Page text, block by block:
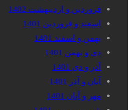
فروردین و اردیبهشت 1402
اسفند و فروردین 1401
بهمن و اسفند 1401
دی و بهمن 1401
آذر و دی 1401
آبان و آذر 1401
مهر و آبان 1401